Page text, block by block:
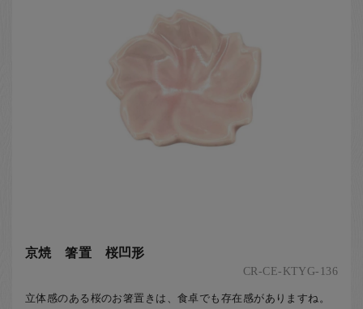
京焼 箸置 桜凹形
CR-CE-KTYG-136
立体感のある桜のお箸置きは、食卓でも存在感がありますね。